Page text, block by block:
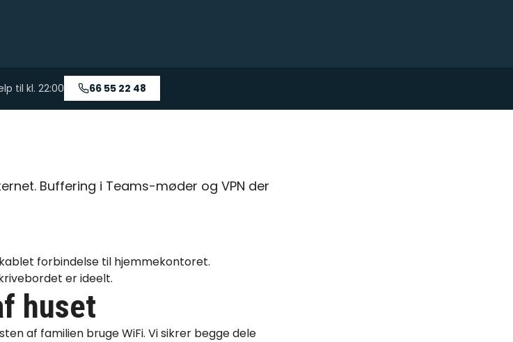
til kl. 22:00 66 55 22 48
Buffering i Teams-møder og VPN der
forbindelse til hjemmekontoret.
er ideelt.
huset
af familien brugeWiFi. Vi sikrer begge dele